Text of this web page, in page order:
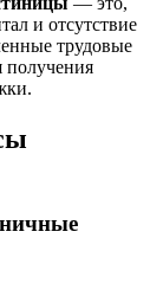
и отсутствие
трудовые
получения